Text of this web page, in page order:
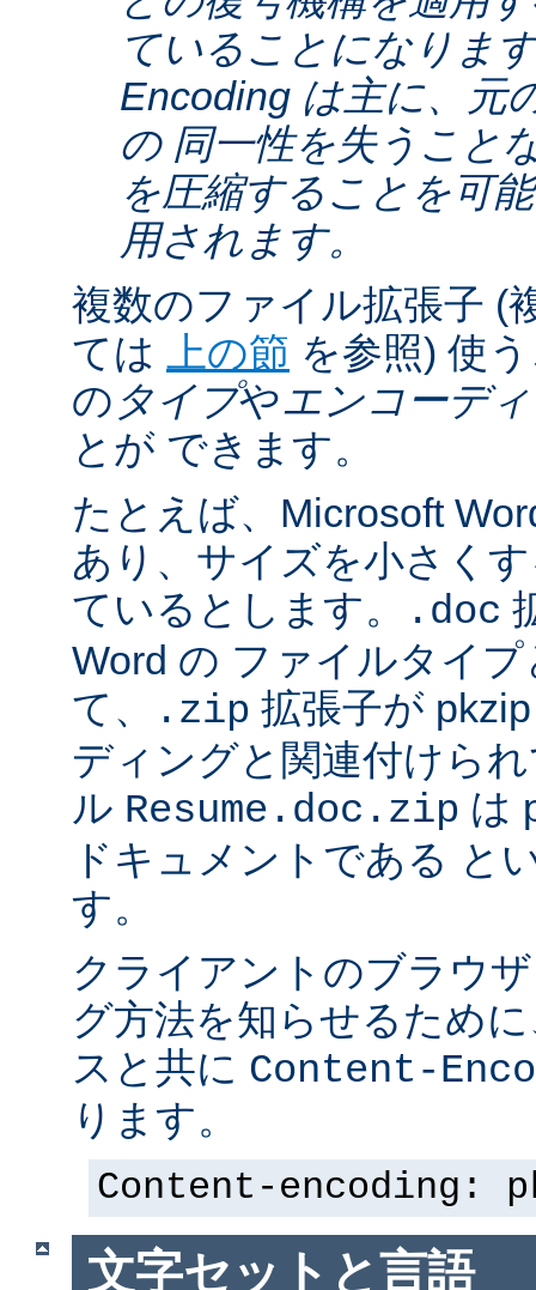
ていることになりま
Encoding は主に、元
の 同一性を失うこと
を圧縮することを可
用されます。
複数のファイル拡張子 (
ては
上の節 を参照) 使
の タイプやエンコーデ
とが できます。
たとえば、Microsoft
あり、サイズを小さく
ているとします。
.doc
Word の ファイルタイ
て、
.zip 拡張子が
ディングと関連付けら
ル Resume.doc.zip は
ドキュメントである と
す。
クライアントのブラウ
グ方法を知らせるため
スと共に Content-
ります。
Content-encoding:
文字セットと言語